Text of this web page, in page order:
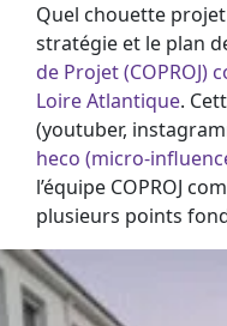
Quel chouette
stratégie et le plan
de Projet (COPROJ)
Loire Atlantique.
(youtuber,
heco (micro-
l’équipe COPROJ
plusieurs points